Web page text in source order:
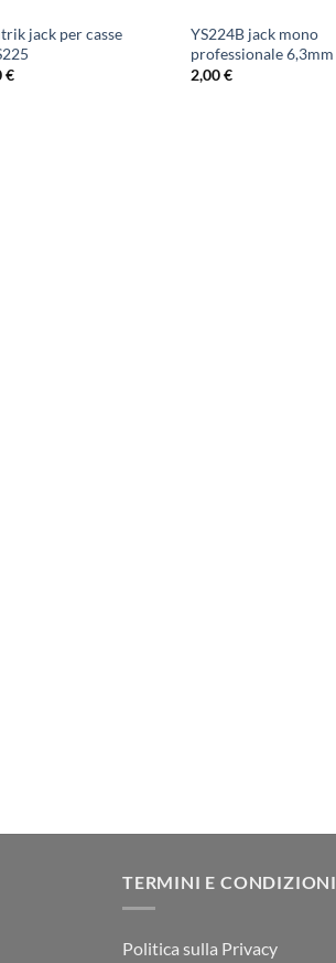
jack per casse
€
YS224B jack mono
professionale 6,3mm
2,00€
TERMINI E CONDIZIONI
Politica sulla Privacy